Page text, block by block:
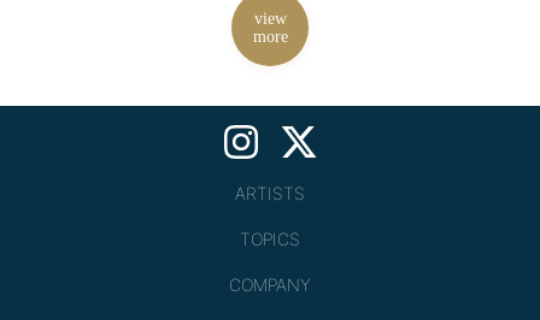
view
more
ARTISTS
TOPICS
COMPANY